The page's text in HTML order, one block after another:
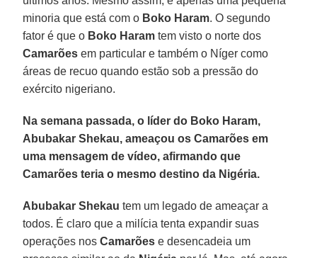
minoria que está com o Boko Haram. O segundo
fator é que o Boko Haram tem visto o norte dos
Camarões em particular e também o Níger como
áreas de recuo quando estão sob a pressão do
exército nigeriano.
Na semana passada, o líder do Boko Haram,
Abubakar Shekau, ameaçou os Camarões em
uma mensagem de vídeo, afirmando que
Camarões teria o mesmo destino da Nigéria.
Abubakar Shekau tem um legado de ameaçar a
todos. É claro que a milícia tenta expandir suas
operações nosCamarões e desencadeia um